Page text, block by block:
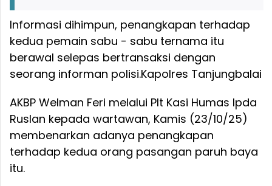
Informasi dihimpun, penangkapan terhadap
kedua pemain sabu - sabu ternama itu
berawal selepas bertransaksi dengan
seorang informan polisi.Kapolres Tanjungbalai
AKBP Welman Feri melalui Plt Kasi Humas Ipda
Ruslan kepada wartawan, Kamis (23/10/25)
membenarkan adanya penangkapan
terhadap kedua orang pasangan paruh baya
itu.